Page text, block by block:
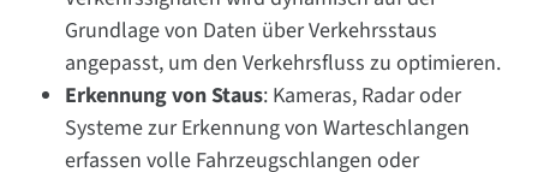
Grundlage von Daten über Verkehrsstaus
angepasst, um den Verkehrsfluss zu optimieren.
Erkennung von Staus: Kameras, Radar oder
Systeme zur Erkennung von Warteschlangen
erfassen volle Fahrzeugschlangen oder